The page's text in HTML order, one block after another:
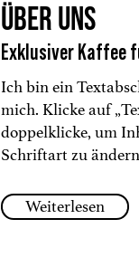
Über uns
Exklusiver Kaffee
Ich bin ein
mich. Klicke auf
doppelklicke, um
Schriftart zu
Weiterlesen